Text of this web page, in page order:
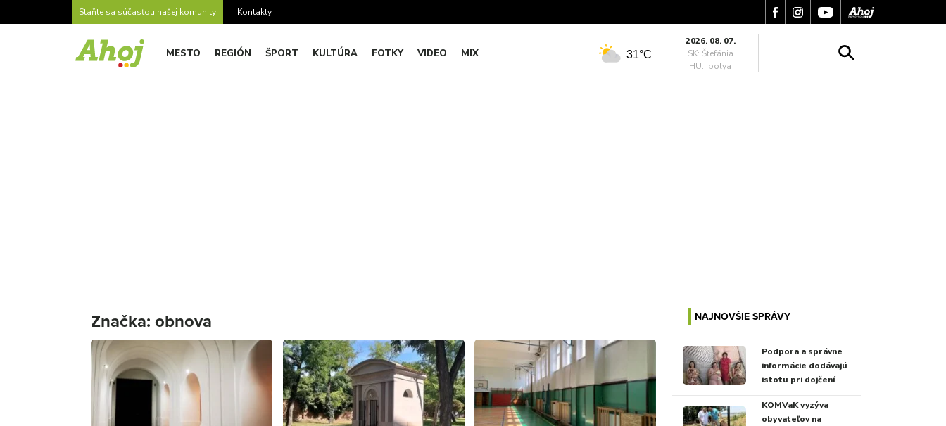
Staňte sa súčasťou našej komunity Kontakty
MESTO REGIÓN ŠPORT KULTÚRA FOTKY VIDEO MIX 31°C
2026. 08. 07.
SK: Štefánia
HU: Ibolya
Značka: obnova NAJNOVŠIE SPRÁVY
Podpora a správne
informácie dodávajú
istotu pri dojčení
KOMVaK vyzýva
obyvateľov na